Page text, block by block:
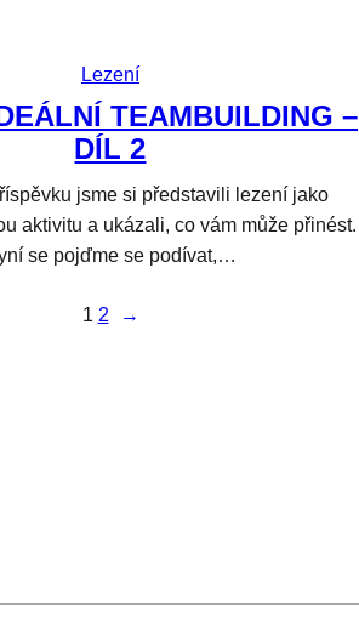
Lezení
TEAMBUILDING –
DÍL 2
jsme si představili lezení jako
aktivitu a ukázali, co vám může přinést.
se pojďme se podívat,…
1 2 →